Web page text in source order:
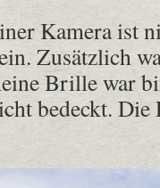
Kamera ist
Zusätzlich
Brille war
bedeckt. Die